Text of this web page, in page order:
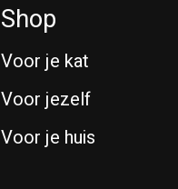
Shop
Voor je kat
Voor jezelf
Voor je huis